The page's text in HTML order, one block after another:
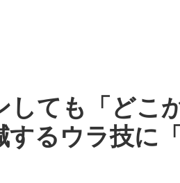
ても「どこ
るウラ技に「